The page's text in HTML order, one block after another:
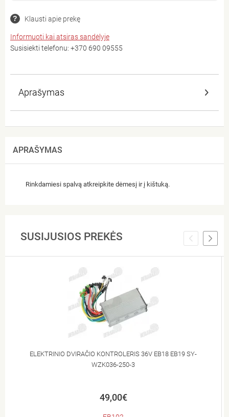
Klausti apie prekę
Informuoti kai atsiras sandėlyje
Susisiekti telefonu: +370 690 09555
Aprašymas
APRAŠYMAS
Rinkdamiesi spalvą atkreipkite dėmesį ir į kištuką.
SUSIJUSIOS PREKĖS
ELEKTRINIO DVIRAČIO KONTROLERIS 36V EB18 EB19 SY-
WZK036-250-3
49,00€